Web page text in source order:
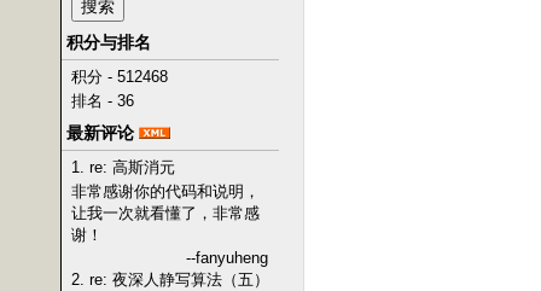
积分与排名
积分 - 512468
排名 - 36
最新评论
1. re: 高斯消元
非常感谢你的代码和说明，
让我一次就看懂了，非常感
谢！
--fanyuheng
2. re: 夜深人静写算法（五）